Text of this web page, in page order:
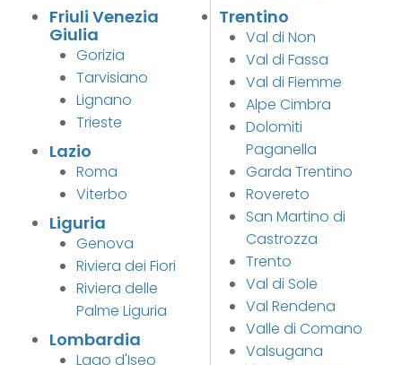
Friuli Venezia
Giulia
Gorizia
Tarvisiano
Lignano
Trieste
Lazio
Roma
Viterbo
Liguria
Genova
Riviera dei Fiori
Riviera delle
Palme Liguria
Lombardia
Lago d'Iseo
Trentino
Val di Non
Val di Fassa
Val di Fiemme
Alpe Cimbra
Dolomiti
Paganella
Garda Trentino
Rovereto
San Martino di
Castrozza
Trento
Val di Sole
Val Rendena
Valle di Comano
Valsugana